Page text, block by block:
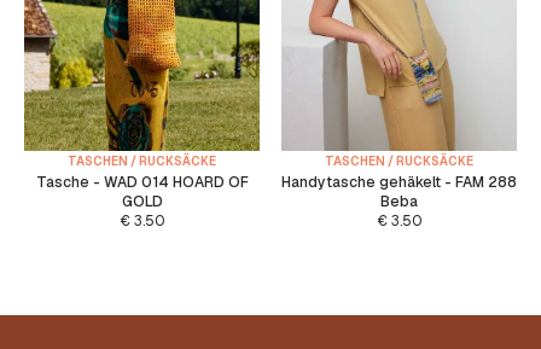
TASCHEN / RUCKSÄCKE
Tasche - WAD 014 HOARD OF
GOLD
€3.50
TASCHEN / RUCKSÄCKE
Handytasche gehäkelt - FAM 288
Beba
€3.50